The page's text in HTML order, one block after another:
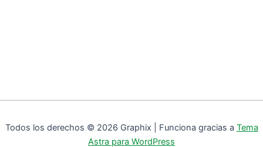
Todos los derechos © 2026 Graphix | Funciona gracias a Tema
Astra para WordPress